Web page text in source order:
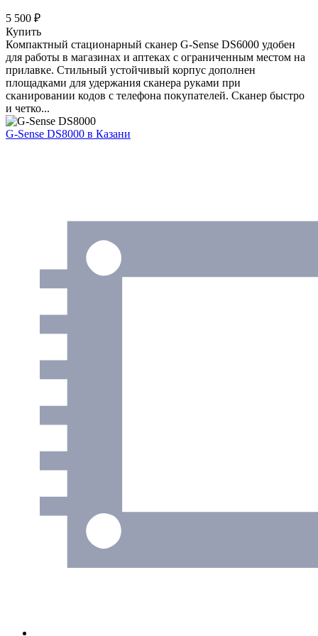
5 500 ₽
Купить
Компактный стационарный сканер G-Sense DS6000 удобен
для работы в магазинах и аптеках с ограниченным местом на
прилавке. Стильный устойчивый корпус дополнен
площадками для удержания сканера руками при
сканировании кодов с телефона покупателей. Сканер быстро
и четко...
G-Sense DS8000 в Казани